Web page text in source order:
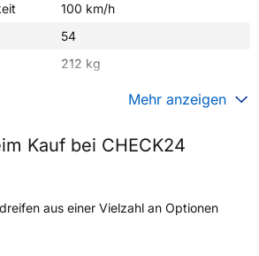
100 km/h
54
212 kg
Sommerreifen
Front/Rear
Mehr anzeigen
Kauf bei CHECK24
aus einer Vielzahl an Optionen